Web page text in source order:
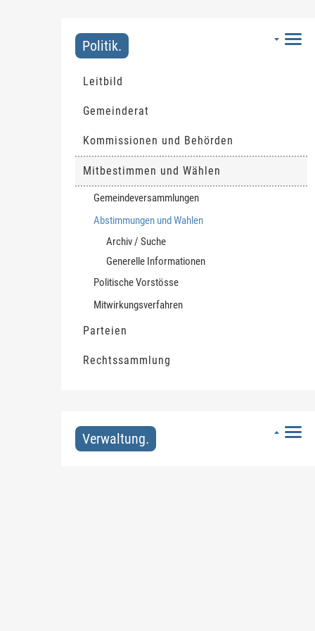
Politik.
Leitbild
Gemeinderat
Kommissionen und Behörden
Mitbestimmen und Wählen
Gemeindeversammlungen
Abstimmungen und Wahlen
Archiv / Suche
Generelle Informationen
Politische Vorstösse
Mitwirkungsverfahren
Parteien
Rechtssammlung
Verwaltung.